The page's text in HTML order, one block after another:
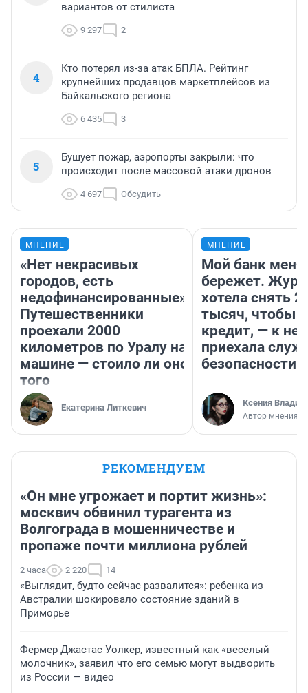
вариантов от стилиста
9 297 2
4
Кто потерял из-за атак БПЛА. Рейтинг
крупнейших продавцов маркетплейсов из
Байкальского региона
6 435 3
5
Бушует пожар, аэропорты закрыли: что
происходит после массовой атаки дронов
4 697 Обсудить
МНЕНИЕ
«Нет некрасивых
городов, есть
недофинансированные».
Путешественники
проехали 2000
километров по Уралу на
машине — стоило ли оно
того
Екатерина Литкевич
МНЕНИЕ
Мой банк меня
бережет.
хотела снять
тысяч, чтобы
кредит, — к
приехала
безопасности
Ксения
Автор мнения
РЕКОМЕНДУЕМ
«Он мне угрожает и портит жизнь»:
москвич обвинил турагента из
Волгограда в мошенничестве и
пропаже почти миллиона рублей
2 часа 2 220 14
«Выглядит, будто сейчас развалится»: ребенка из
Австралии шокировало состояние зданий в
Приморье
Фермер Джастас Уолкер, известный как «веселый
молочник», заявил что его семью могут выдворить
из России — видео